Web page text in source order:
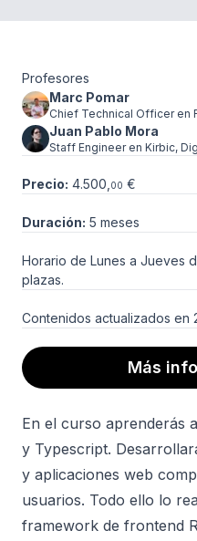
En el curso aprenderás
y Typescript.
y aplicaciones web
usuarios. Todo ello lo
framework de frontend
Profesores
Marc Pomar
Chief Technical Officer en
Juan Pablo Mora
Staff Engineer en Kirbic,
Precio: 4.500 00 €
Duración: 5 meses
Horario de Lunes a Jueves
plazas.
Contenidos actualizados en
Más